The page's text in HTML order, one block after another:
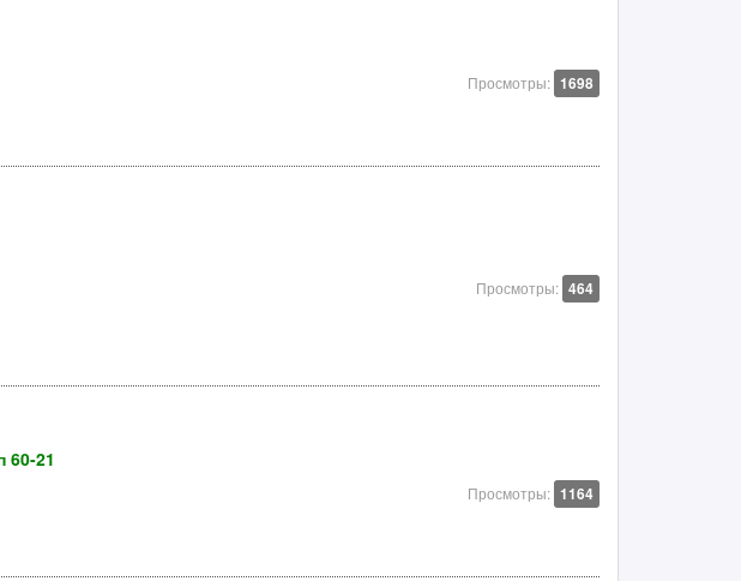
Просмотры: 1698
Просмотры: 464
60-21
Просмотры: 1164